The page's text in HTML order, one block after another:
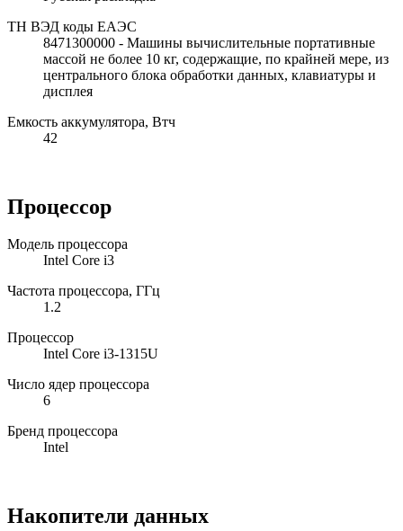
ТН ВЭД коды ЕАЭС
8471300000 - Машины вычислительные портативные
массой не более 10 кг, содержащие, по крайней мере, из
центрального блока обработки данных, клавиатуры и
дисплея
Емкость аккумулятора, Втч
42
Процессор
Модель процессора
Intel Core i3
Частота процессора, ГГц
1.2
Процессор
Intel Core i3-1315U
Число ядер процессора
6
Бренд процессора
Intel
Накопители данных